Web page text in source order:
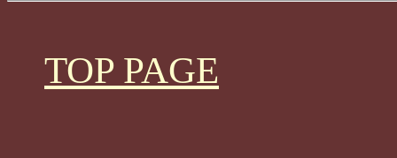
TOP PAGE